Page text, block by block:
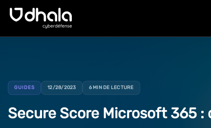
GUIDES 12/28/2023 6 MIN DE LECTURE
Secure Score Microsoft 365 :